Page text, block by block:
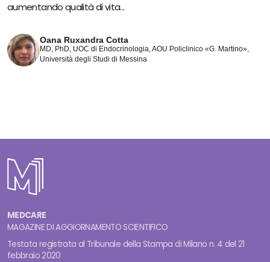
aumentando qualità di vita...
Oana Ruxandra Cotta
MD, PhD, UOC di Endocrinologia, AOU Policlinico «G. Martino»,
Università degli Studi di Messina
MEDCARE
MAGAZINE DI AGGIORNAMENTO SCIENTIFICO
Testata registrata al Tribunale della Stampa di Milano n. 4 del 21
febbraio 2020